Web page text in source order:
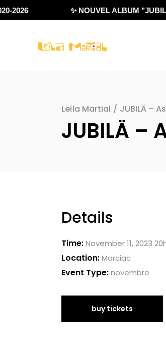
2026 ✨ NOUVEL ALBUM
Leïla Martial / JUBILÄ –
JUBILÄ –
Details
Time:November 11, 2023
Location:Marciac
Event Type:novembre
buy tickets